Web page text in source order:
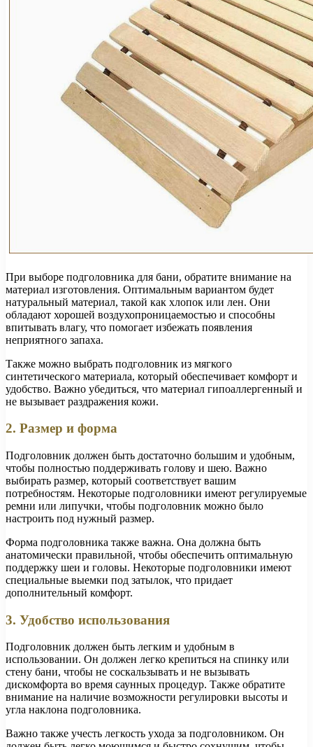
При выборе подголовника для бани, обратите внимание на
материал изготовления. Оптимальным вариантом будет
натуральный материал, такой как хлопок или лен. Они
обладают хорошей воздухопроницаемостью и способны
впитывать влагу, что помогает избежать появления
неприятного запаха.
Также можно выбрать подголовник из мягкого
синтетического материала, который обеспечивает комфорт и
удобство. Важно убедиться, что материал гипоаллергенный и
не вызывает раздражения кожи.
2. Размер и форма
Подголовник должен быть достаточно большим и удобным,
чтобы полностью поддерживать голову и шею. Важно
выбирать размер, который соответствует вашим
потребностям. Некоторые подголовники имеют регулируемые
ремни или липучки, чтобы подголовник можно было
настроить под нужный размер.
Форма подголовника также важна. Она должна быть
анатомически правильной, чтобы обеспечить оптимальную
поддержку шеи и головы. Некоторые подголовники имеют
специальные выемки под затылок, что придает
дополнительный комфорт.
3. Удобство использования
Подголовник должен быть легким и удобным в
использовании. Он должен легко крепиться на спинку или
стену бани, чтобы не соскальзывать и не вызывать
дискомфорта во время саунных процедур. Также обратите
внимание на наличие возможности регулировки высоты и
угла наклона подголовника.
Важно также учесть легкость ухода за подголовником. Он